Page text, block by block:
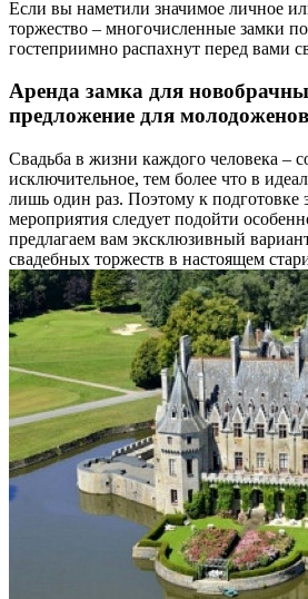
Если вы наметили значимое личное
торжество – многочисленные замки
гостеприимно распахнут перед вами
Аренда замка для
предложение для молодоженов
Свадьба в жизни каждого человека –
исключительное, тем более что в
лишь один раз. Поэтому к подготовке
мероприятия следует подойти
предлагаем вам эксклюзивный
свадебных торжеств в настоящем